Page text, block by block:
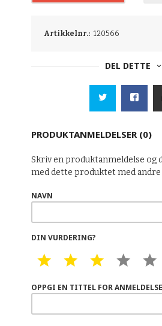
Artikkelnr.: 120566
DEL DETTE
PRODUKTANMELDELSER (0)
Skriv en produktanmeldelse og
med dette produktet med andre
NAVN
DIN VURDERING?
1 STAR2 STAR3 STAR
4
OPPGI EN TITTEL FOR